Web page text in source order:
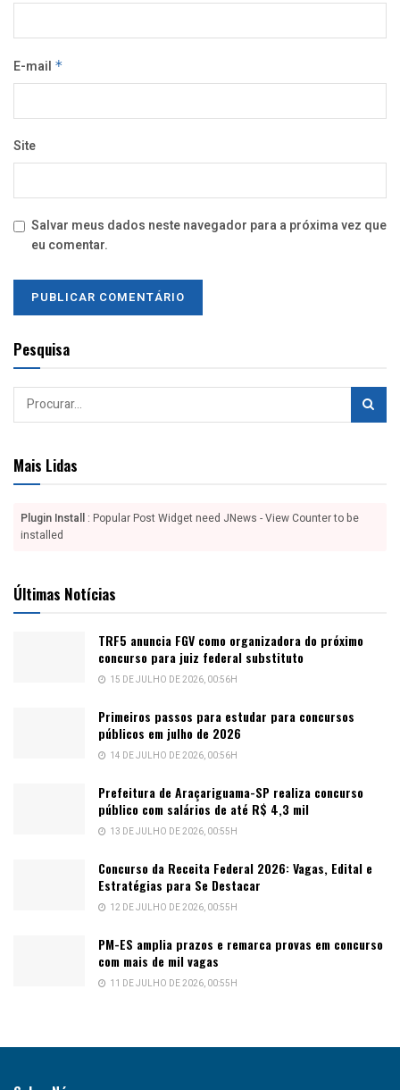
E-mail *
Site
Salvar meus dados neste navegador para a próxima vez que
eu comentar.
Pesquisa
Mais Lidas
Plugin Install : Popular Post Widget need JNews - View Counter to be
installed
Últimas Notícias
TRF5 anuncia FGV como organizadora do próximo
concurso para juiz federal substituto
15 DE JULHO DE 2026, 00:56H
Primeiros passos para estudar para concursos
públicos em julho de 2026
14 DE JULHO DE 2026, 00:56H
Prefeitura de Araçariguama-SP realiza concurso
público com salários de até R$ 4,3 mil
13 DE JULHO DE 2026, 00:55H
Concurso da Receita Federal 2026: Vagas, Edital e
Estratégias para Se Destacar
12 DE JULHO DE 2026, 00:55H
PM-ES amplia prazos e remarca provas em concurso
com mais de mil vagas
11 DE JULHO DE 2026, 00:55H